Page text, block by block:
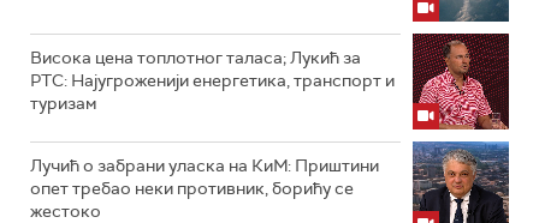
Висока цена топлотног таласа; Лукић за
РТС: Најугроженији енергетика, транспорт и
туризам
Лучић о забрани уласка на КиМ: Приштини
опет требао неки противник, борићу се
жестоко